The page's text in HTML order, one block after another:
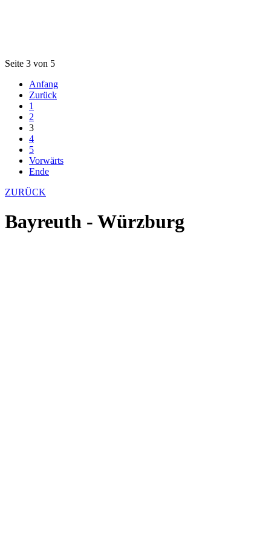
Seite 3 von 5
Anfang
Zurück
1
2
3
4
5
Vorwärts
Ende
ZURÜCK
Bayreuth - Würzburg